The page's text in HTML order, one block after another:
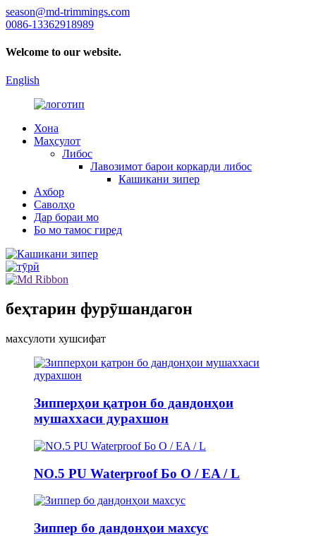
season@md-trimmings.com
0086-13362918989
Welcome to our website.
English
Хона
Маҳсулот
Либос
Лавозимот барои коркарди либос
Кашикани зипер
Ахбор
Саволҳо
Дар бораи мо
Бо мо тамос гиред
беҳтарин фурӯшандагон
махсулоти хушсифат
Зипперҳои қатрон бо дандонҳои
мушаххаси дурахшон
NO.5 PU Waterproof Бо O / EA / L
Зиппер бо дандонҳои махсус